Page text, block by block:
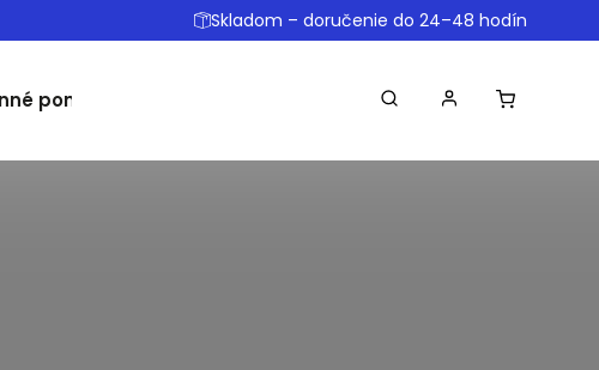
Skladom – doručenie do 24–48 hodín
pomôcky Obchodné podmienky